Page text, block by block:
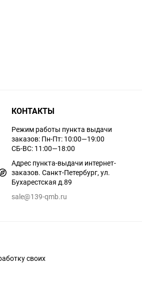
КОНТАКТЫ
Режим работы пункта выдачи
заказов: Пн-Пт: 10:00—19:00
СБ-ВС: 11:00—18:00
Адрес пункта-выдачи интернет-
заказов. Санкт-Петербург, ул.
Бухарестская д.89
sale@139-qmb.ru
своих